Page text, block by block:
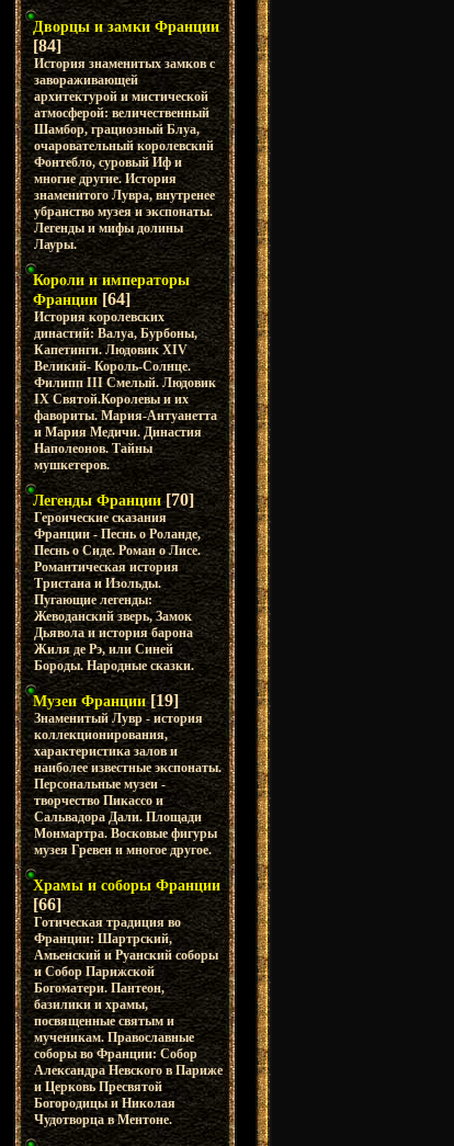
Дворцы и замки Франции
[84]
История знаменитых замков с
завораживающей
архитектурой и мистической
атмосферой: величественный
Шамбор, грациозный Блуа,
очаровательный королевский
Фонтебло, суровый Иф и
многие другие. История
знаменитого Лувра, внутренее
убранство музея и экспонаты.
Легенды и мифы долины
Лауры.
Короли и императоры
Франции [64]
История королевских
династий: Валуа, Бурбоны,
Капетинги. Людовик XIV
Великий- Король-Солнце.
Филипп III Смелый. Людовик
IX Святой.Королевы и их
фавориты. Мария-Антуанетта
и Мария Медичи. Династия
Наполеонов. Тайны
мушкетеров.
Легенды Франции [70]
Героические сказания
Франции - Песнь о Роланде,
Песнь о Сиде. Роман о Лисе.
Романтическая история
Тристана и Изольды.
Пугающие легенды:
Жеводанский зверь, Замок
Дьявола и история барона
Жиля де Рэ, или Синей
Бороды. Народные сказки.
Музеи Франции [19]
Знаменитый Лувр - история
коллекционирования,
характеристика залов и
наиболее известные экспонаты.
Персональные музеи -
творчество Пикассо и
Сальвадора Дали. Площади
Монмартра. Восковые фигуры
музея Гревен и многое другое.
Храмы и соборы Франции
[66]
Готическая традиция во
Франции: Шартрский,
Амьенский и Руанский соборы
и Собор Парижской
Богоматери. Пантеон,
базилики и храмы,
посвященные святым и
мученикам. Православные
соборы во Франции: Собор
Александра Невского в Париже
и Церковь Пресвятой
Богородицы и Николая
Чудотворца в Ментоне.